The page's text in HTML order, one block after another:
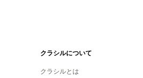
クラシルについて
クラシルとは